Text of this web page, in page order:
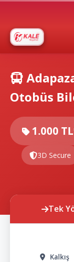
Otobüs
1.000 TL
3D Secure
Tek
Kalkış